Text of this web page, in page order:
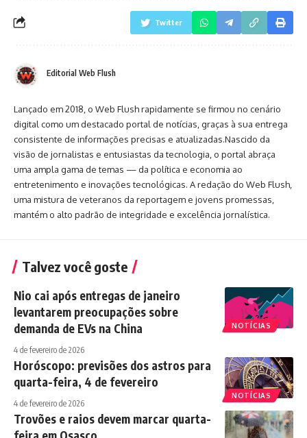
Twitter
Editorial Web Flush
Lançado em 2018, o Web Flush rapidamente se firmou no cenário
digital como um destacado portal de notícias, graças à sua entrega
consistente de informações precisas e atualizadas.Nascido da
visão de jornalistas e entusiastas da tecnologia, o portal abraça
uma ampla gama de temas — da política e economia ao
entretenimento e inovações tecnológicas. A redação do Web Flush,
uma mistura de veteranos da reportagem e jovens promessas,
mantém o alto padrão de integridade e excelência jornalística.
Talvez você goste
NOTÍCIAS
Nio cai após entregas de janeiro
levantarem preocupações sobre
demanda de EVs na China
4 de fevereiro de 2026
NOTÍCIAS
Horóscopo: previsões dos astros para
quarta-feira, 4 de fevereiro
4 de fevereiro de 2026
Trovões e raios devem marcar quarta-